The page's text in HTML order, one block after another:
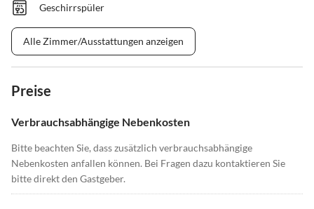
Geschirrspüler
Alle Zimmer/Ausstattungen anzeigen
Preise
Verbrauchsabhängige Nebenkosten
Bitte beachten Sie, dass zusätzlich verbrauchsabhängige
Nebenkosten anfallen können. Bei Fragen dazu kontaktieren Sie
bitte direkt den Gastgeber.